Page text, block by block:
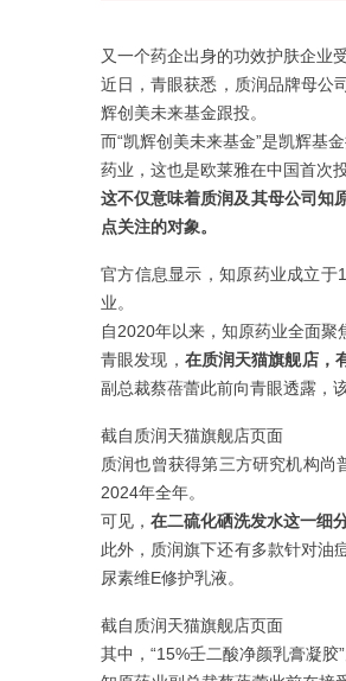
又一个药企出身的功效护肤企业
近日，青眼获悉，质润品牌母公
辉创美未来基金跟投。
而“凯辉创美未来基金”是凯辉基
药业，这也是欧莱雅在中国首次
这不仅意味着质润及其母公司知
点关注的对象。
官方信息显示，知原药业成立于
业。
自2020年以来，知原药业全面聚
青眼发现， 在质润天猫旗舰店，
副总裁蔡蓓蕾此前向青眼透露，
截自质润天猫旗舰店页面
质润也曾获得第三方研究机构尚
2024年全年。
可见， 在二硫化硒洗发水这一细
此外，质润旗下还有多款针对油
尿素维E修护乳液。
截自质润天猫旗舰店页面
其中，“15%壬二酸净颜乳膏凝